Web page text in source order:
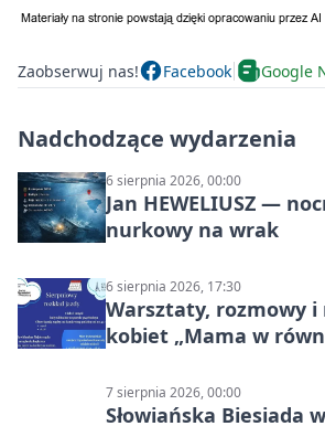
Zaobserwuj nas! Facebook Google
Nadchodzące wydarzenia
6 sierpnia 2026, 00:00
Jan HEWELIUSZ —
nurkowy na wrak
6 sierpnia 2026, 17:30
Warsztaty, rozmowy i
kobiet „Mama w
7 sierpnia 2026, 00:00
Słowiańska Biesiada